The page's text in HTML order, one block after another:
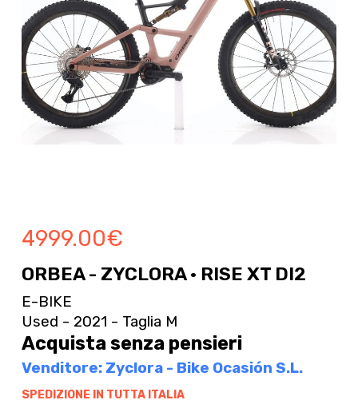
4999.00€
ORBEA - ZYCLORA · RISE XT DI2
E-BIKE
Used - 2021 - Taglia M
Acquista senza pensieri
Venditore: Zyclora - Bike Ocasión S.L.
SPEDIZIONE IN TUTTA ITALIA